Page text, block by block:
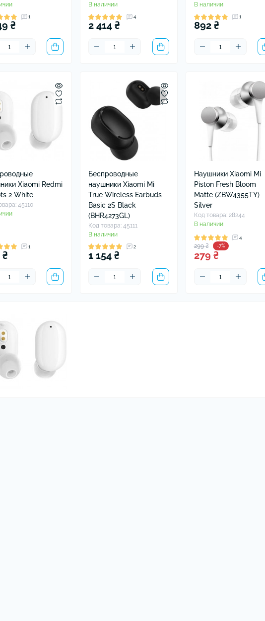
1
₴
В наличии
4
2 414 ₴
В наличии
1
892 ₴
Xiaomi Redmi
2 White
45110
1
₴
Беспроводные
наушники Xiaomi Mi
True Wireless Earbuds
Basic 2S Black
(BHR4273GL)
Код товара: 45111
В наличии
2
1 154 ₴
Наушники Xiaomi Mi
Piston Fresh Bloom
Matte (ZBW4355TY)
Silver
Код товара: 28244
В наличии
4
299 ₴ -7%
279 ₴